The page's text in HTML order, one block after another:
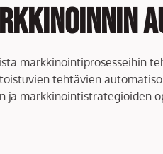
markkinointiprosesseihin
tehtävien
ja markkinointistrategioiden